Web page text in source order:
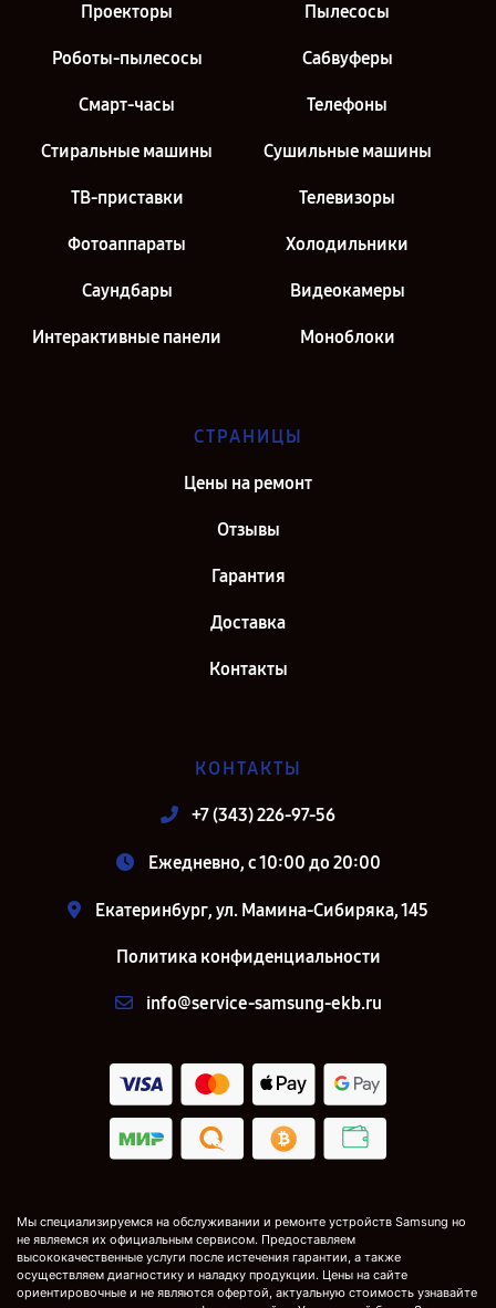
Проекторы Пылесосы
Роботы-пылесосы Сабвуферы
Смарт-часы Телефоны
Стиральные машины Сушильные машины
ТВ-приставки Телевизоры
Фотоаппараты Холодильники
Саундбары Видеокамеры
Интерактивные панели Моноблоки
СТРАНИЦЫ
Цены на ремонт
Отзывы
Гарантия
Доставка
Контакты
КОНТАКТЫ
+7 (343) 226-97-56
Ежедневно, с 10:00 до 20:00
Екатеринбург, ул. Мамина-Сибиряка, 145
Политика конфиденциальности
info@service-samsung-ekb.ru
Мы специализируемся на обслуживании и ремонте устройств Samsung но
не являемся их официальным сервисом. Предоставляем
высококачественные услуги после истечения гарантии, а также
осуществляем диагностику и наладку продукции. Цены на сайте
ориентировочные и не являются офертой, актуальную стоимость узнавайте